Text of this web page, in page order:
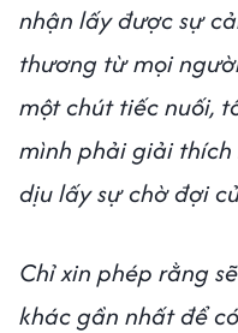
nhận lấy được sự
thương từ mọi
một chút tiếc nuối,
mình phải giải
dịu lấy sự chờ đợi
Chỉ xin phép rằng
khác gần nhất để